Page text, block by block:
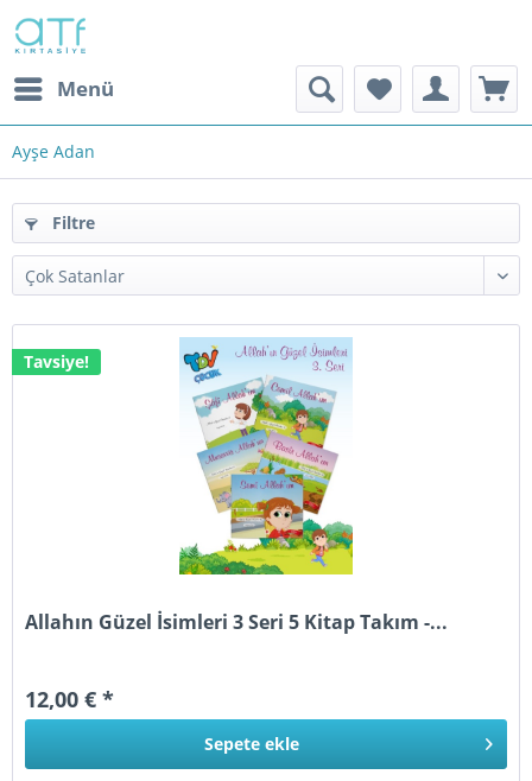
Menü
Ayşe Adan
Filtre
Tavsiye!
Allahın Güzel İsimleri 3 Seri 5 Kitap Takım -...
12,00 € *
Sepete ekle